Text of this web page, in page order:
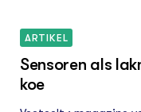
ARTIKEL
Sensoren als
koe